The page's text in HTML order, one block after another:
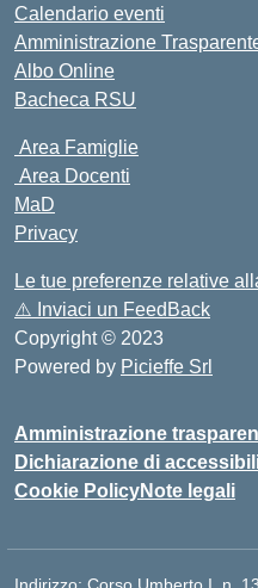
Calendario eventi
Amministrazione
Albo Online
Bacheca RSU
Area Famiglie
Area Docenti
MaD
Privacy
Le tue preferenze relative
⚠️ Inviaci un FeedBack
Copyright © 2023
Powered by Picieffe Srl
Amministrazione
Dichiarazione di
Cookie PolicyNote legali